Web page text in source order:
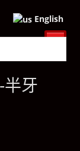
English
半牙